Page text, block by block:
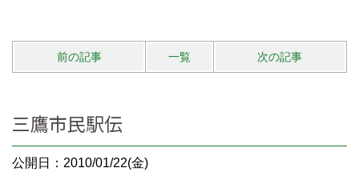
前の記事 一覧 次の記事
三鷹市民駅伝
公開日：2010/01/22(金)